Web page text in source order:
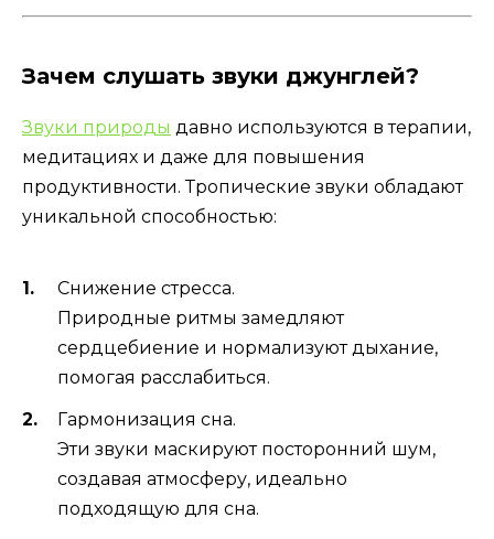
Зачем слушать звуки джунглей?
Звуки природы давно используются в терапии,
медитациях и даже для повышения
продуктивности. Тропические звуки обладают
уникальной способностью:
Снижение стресса.
Природные ритмы замедляют
сердцебиение и нормализуют дыхание,
помогая расслабиться.
Гармонизация сна.
Эти звуки маскируют посторонний шум,
создавая атмосферу, идеально
подходящую для сна.